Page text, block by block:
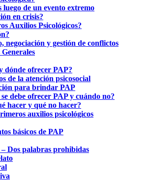
luego de un evento extremo
en crisis?
Auxilios Psicológicos?
negociación y gestión de conflictos
dónde ofrecer PAP?
de la atención psicosocial
para brindar PAP
debe ofrecer PAP y cuándo no?
hacer y qué no hacer?
auxilios psicológicos
básicos de PAP
Dos palabras prohibidas